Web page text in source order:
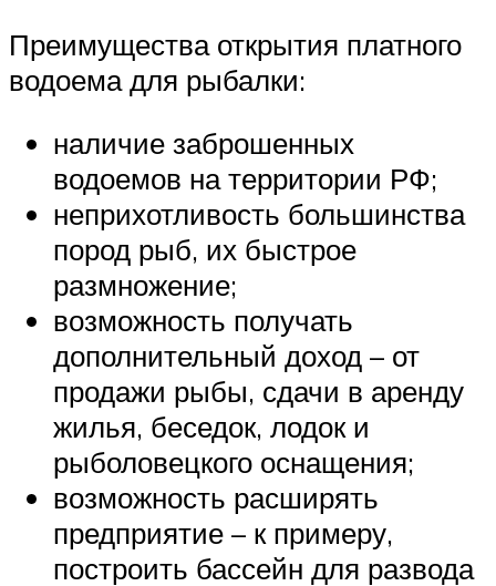
Преимущества открытия платного
водоема для рыбалки:
наличие заброшенных
водоемов на территории РФ;
неприхотливость большинства
пород рыб, их быстрое
размножение;
возможность получать
дополнительный доход – от
продажи рыбы, сдачи в аренду
жилья, беседок, лодок и
рыболовецкого оснащения;
возможность расширять
предприятие – к примеру,
построить бассейн для развода